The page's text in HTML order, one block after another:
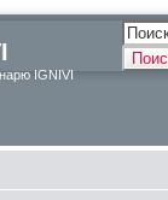
IGNIVI